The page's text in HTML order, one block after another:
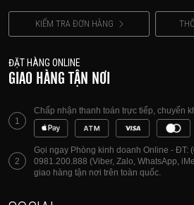
KIỂM TRA ĐƠN HÀNG
ĐẶT HÀNG ONLINE
GIAO HÀNG TẬN NƠI
1
Chấp nhận thanh toán trực tiếp, chuyển
2
Gọi ngay Phòng kinh doanh Online - ĐT:
0981.200.888 (Viber, Zalo, WhatsApp,
giao hàng tận nơi trên toàn quốc.